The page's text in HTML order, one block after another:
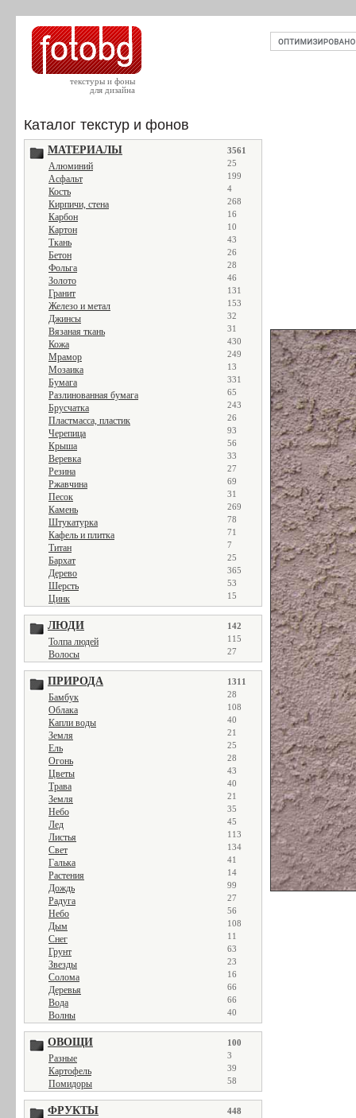
текстуры и фоны
для дизайна
Каталог текстур и фонов
МАТЕРИАЛЫ 3561
Алюминий 25
Асфальт 199
Кость 4
Кирпичи, стена 268
Карбон 16
Картон 10
Ткань 43
Бетон 26
Фольга 28
Золото 46
Гранит 131
Железо и метал 153
Джинсы 32
Вязаная ткань 31
Кожа 430
Мрамор 249
Мозаика 13
Бумага 331
Разлинованная бумага 65
Брусчатка 243
Пластмасса, пластик 26
Черепица 93
Крыша 56
Веревка 33
Резина 27
Ржавчина 69
Песок 31
Камень 269
Штукатурка 78
Кафель и плитка 71
Титан 7
Бархат 25
Дерево 365
Шерсть 53
Цинк 15
ЛЮДИ 142
Толпа людей 115
Волосы 27
ПРИРОДА 1311
Бамбук 28
Облака 108
Капли воды 40
Земля 21
Ель 25
Огонь 28
Цветы 43
Трава 40
Земля 21
Небо 35
Лед 45
Листья 113
Свет 134
Галька 41
Растения 14
Дождь 99
Радуга 27
Небо 56
Дым 108
Снег 11
Грунт 63
Звезды 23
Солома 16
Деревья 66
Вода 66
Волны 40
ОВОЩИ 100
Разные 3
Картофель 39
Помидоры 58
ФРУКТЫ 448